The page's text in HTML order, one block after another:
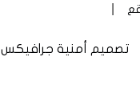
أمنية جرافيكس